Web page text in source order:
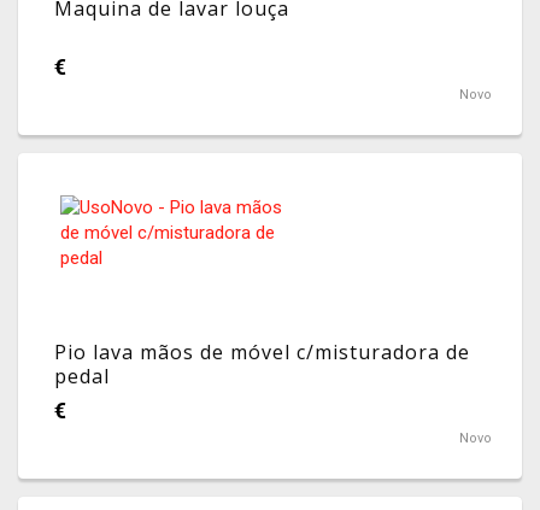
Maquina de lavar louça
€
Novo
Pio lava mãos de móvel c/misturadora de
pedal
€
Novo